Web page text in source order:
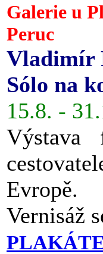
Galerie u
Peruc
Vladimír
Sólo na
15.8. -
Evropě.
Vernisáž